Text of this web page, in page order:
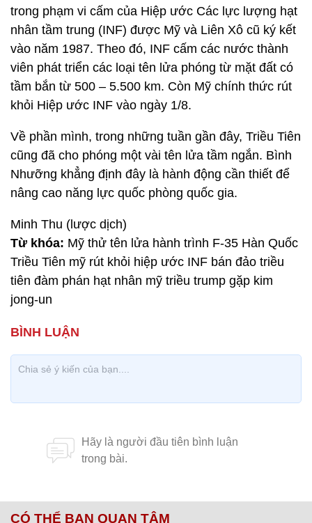
trong phạm vi cấm của Hiệp ước Các lực lượng hạt
nhân tầm trung (INF) được Mỹ và Liên Xô cũ ký kết
vào năm 1987. Theo đó, INF cấm các nước thành
viên phát triển các loại tên lửa phóng từ mặt đất có
tầm bắn từ 500 – 5.500 km. Còn Mỹ chính thức rút
khỏi Hiệp ước INF vào ngày 1/8.
Về phần mình, trong những tuần gần đây, Triều Tiên
cũng đã cho phóng một vài tên lửa tầm ngắn. Bình
Nhưỡng khẳng định đây là hành động cần thiết để
nâng cao năng lực quốc phòng quốc gia.
Minh Thu (lược dịch)
Từ khóa: Mỹ thử tên lửa hành trình F-35 Hàn Quốc
Triều Tiên mỹ rút khỏi hiệp ước INF bán đảo triều
tiên đàm phán hạt nhân mỹ triều trump gặp kim
jong-un
CÓ THỂ BẠN QUAN TÂM